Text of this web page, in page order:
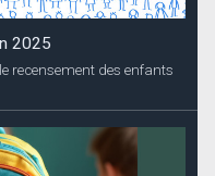
2025
recensement des enfants